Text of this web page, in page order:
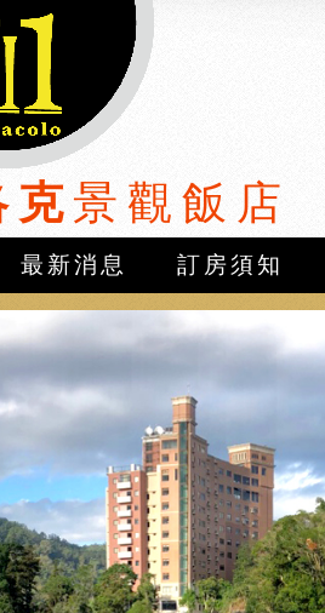
克景觀飯店
最新消息 訂房須知